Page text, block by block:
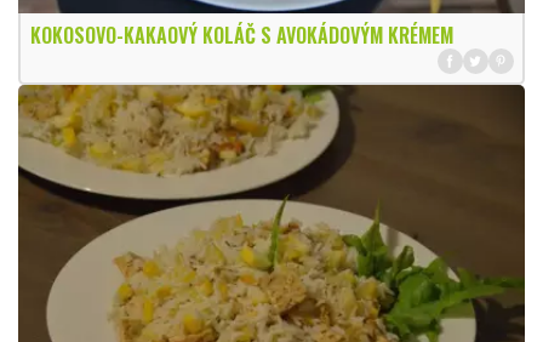
KOKOSOVO-KAKAOVÝ KOLÁČ S AVOKÁDOVÝM KRÉMEM